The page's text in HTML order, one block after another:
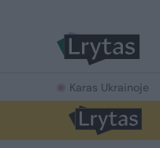
Karas Ukrainoje